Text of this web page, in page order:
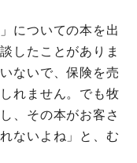
についての本を出
したことがありま
ないで、保険を売
れません。でも牧
、その本がお客さ
ないよね」と、む